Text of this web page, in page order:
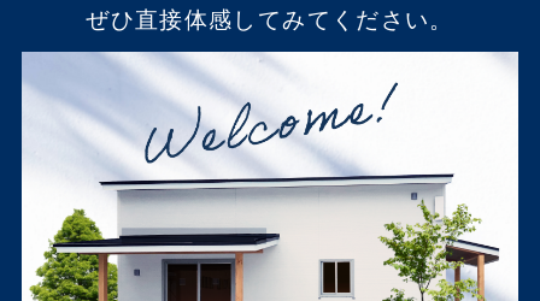
ぜひ直接体感してみてください。